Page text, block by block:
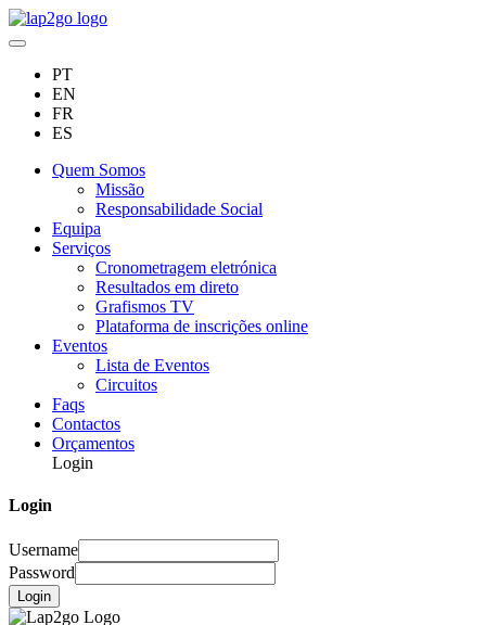
PT
EN
FR
ES
Quem Somos
Missão
Responsabilidade Social
Equipa
Serviços
Cronometragem eletrónica
Resultados em direto
Grafismos TV
Plataforma de inscrições online
Eventos
Lista de Eventos
Circuitos
Faqs
Contactos
Orçamentos
Login
Login
Username
Password
Login